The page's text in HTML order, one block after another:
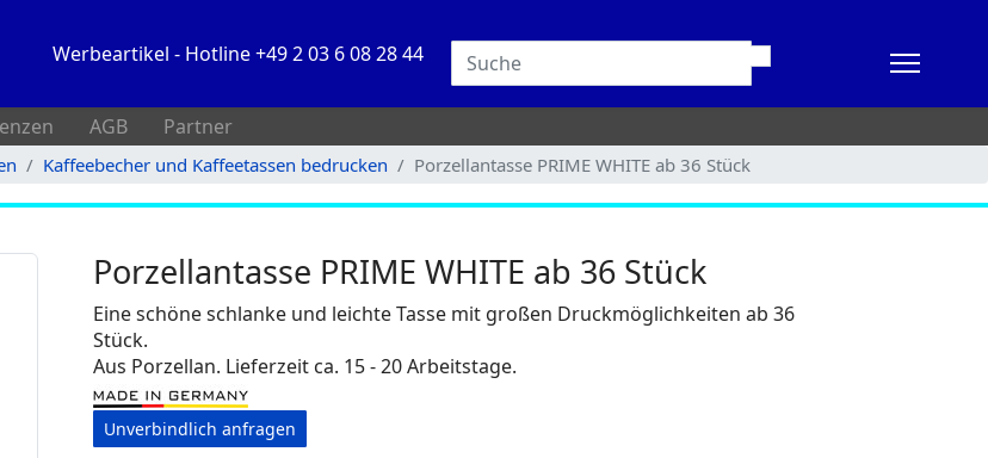
Werbeartikel - Hotline +49 2 03 6 08 28 44
AGB Partner
Kaffeebecher und Kaffeetassen bedrucken Porzellantasse PRIME WHITE ab 36 Stück
Porzellantasse PRIME WHITE ab 36 Stück
Eine schöne schlanke und leichte Tasse mit großen Druckmöglichkeiten ab 36
Stück.
Aus Porzellan. Lieferzeit ca. 15 - 20 Arbeitstage.
Unverbindlich anfragen